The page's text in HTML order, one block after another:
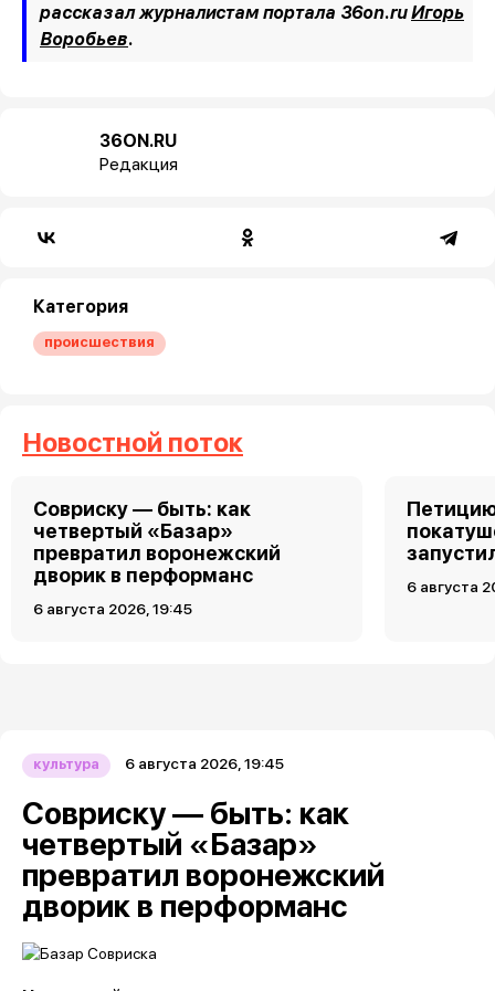
рассказал журналистам портала 36on.ruИгорь
Воробьев.
36ON.RU
Редакция
Категория
происшествия
Новостной поток
Совриску — быть: как
четвертый «Базар»
превратил воронежский
дворик в перформанс
6 августа 2026, 19:45
6 августа
культура 6 августа 2026, 19:45
Совриску — быть: как
четвертый «Базар»
превратил воронежский
дворик в перформанс